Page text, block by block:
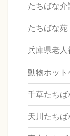
たちばな
たちばな苑
兵庫県老
動物ホット
千草たちば
天川たちば